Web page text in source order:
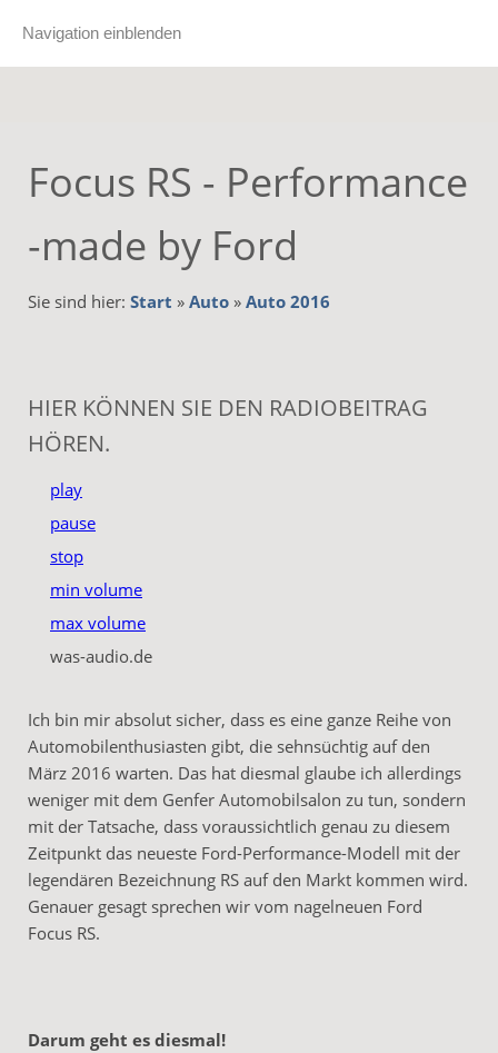
Navigation einblenden
Focus RS - Performance
-made by Ford
Sie sind hier: Start » Auto » Auto 2016
HIER KÖNNEN SIE DEN RADIOBEITRAG
HÖREN.
play
pause
stop
min volume
max volume
was-audio.de
Ich bin mir absolut sicher, dass es eine ganze Reihe von
Automobilenthusiasten gibt, die sehnsüchtig auf den
März 2016 warten. Das hat diesmal glaube ich allerdings
weniger mit dem Genfer Automobilsalon zu tun, sondern
mit der Tatsache, dass voraussichtlich genau zu diesem
Zeitpunkt das neueste Ford-Performance-Modell mit der
legendären Bezeichnung RS auf den Markt kommen wird.
Genauer gesagt sprechen wir vom nagelneuen Ford
Focus RS.
Darum geht es diesmal!